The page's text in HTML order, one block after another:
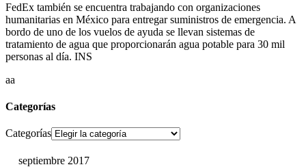
FedEx también se encuentra trabajando con organizaciones
humanitarias en México para entregar suministros de emergencia. A
bordo de uno de los vuelos de ayuda se llevan sistemas de
tratamiento de agua que proporcionarán agua potable para 30 mil
personas al día. INS
aa
Categorías
Categorías
septiembre 2017